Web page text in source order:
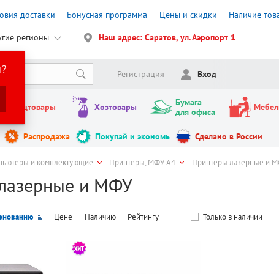
доставки Бонусная программа Цены и скидки Наличие
регионы Наш адрес: Саратов, ул. Аэропорт 1
Регистрация Вход
Канцтовары Хозтовары
Бумага
для офиса
Распродажа Покупай и экономь Сделано в России
и комплектующие Принтеры, МФУ А4 Принтеры лазерные и
и МФУ
Цене Наличию Рейтингу Только в наличии